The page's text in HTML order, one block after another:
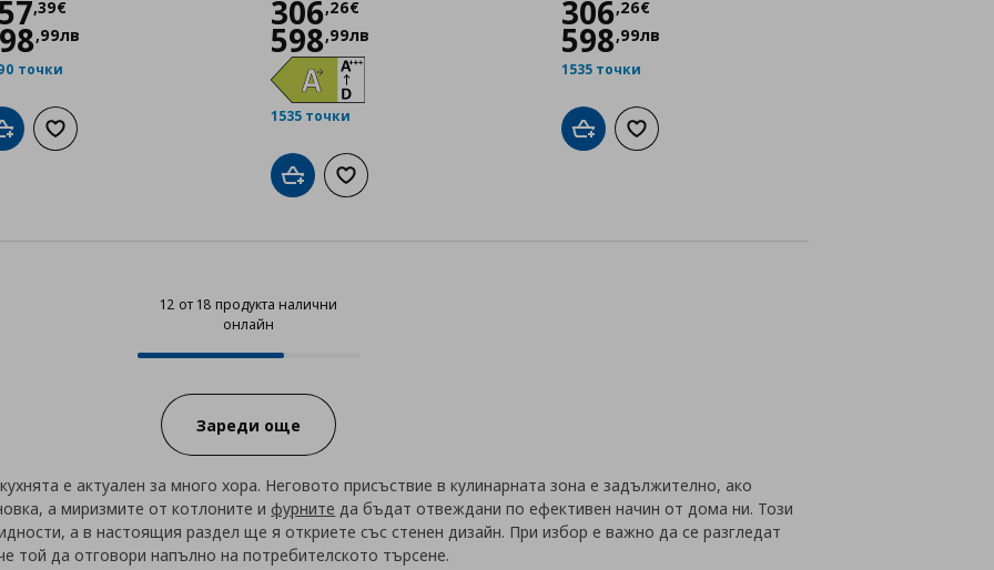
,39€
,99лв
точки
Добави в кошницата
Добави към списъка с любими
306,26€
Цена306,26 €
598,99лв
1535 точки
Добави в кошницата
Добави към списъка с любими
306,26€
Цена
598,99лв
1535 точки
Добави в кошницата
Добави към списъка с любими
12 от 18 продукта налични
онлайн
Progress:
Зареди още
е актуален за много хора. Неговото присъствие в кулинарната зона е задължително, ако
а миризмите от котлоните ифурните да бъдат отвеждани по ефективен начин от дома ни. Този
а в настоящия раздел ще я откриете със стенен дизайн. При избор е важно да се разгледат
той да отговори напълно на потребителското търсене.